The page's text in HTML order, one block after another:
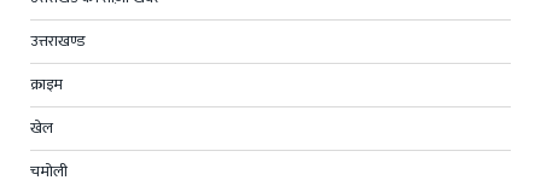
उत्तराखण्ड
क्राइम
खेल
चमोली